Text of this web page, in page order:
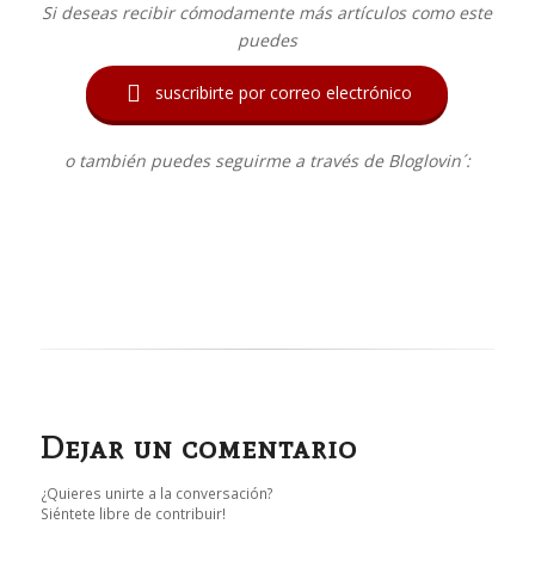
Si deseas recibir cómodamente más artículos como este
puedes
 suscribirte por correo electrónico
o también puedes seguirme a través de Bloglovin´:
Dejar un comentario
¿Quieres unirte a la conversación?
Siéntete libre de contribuir!